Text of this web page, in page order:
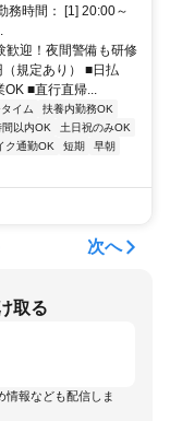
務時間： [1] 20:00～
迎！夜間警備も研修
規定あり） ■日払
■直行直帰...
イム
扶養内勤務OK
以内OK
土日祝のみOK
ク通勤OK 短期
早朝
次へ
取る
情報なども配信しま